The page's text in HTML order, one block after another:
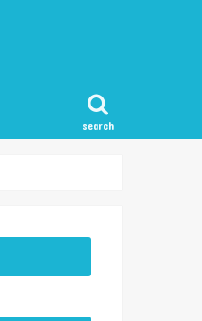
search